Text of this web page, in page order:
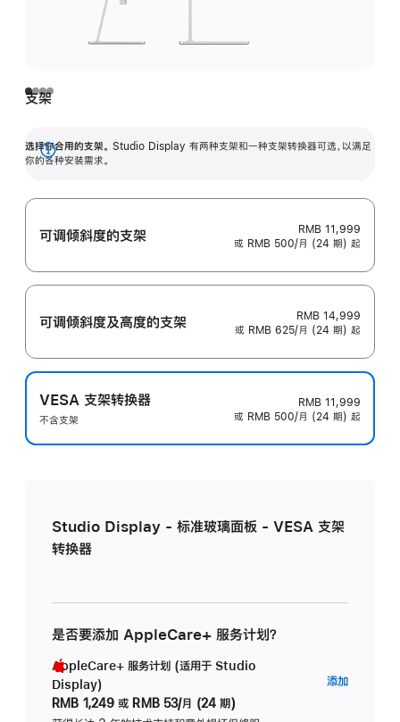
支架
选择你合用的支架。 Studio Display 有两种支架和一种支架转换器可选，以满足
你的各种安装需求。
展
可调倾斜度的支架
RMB 11,999
或 RMB 500/月 (24 期) 起
可调倾斜度及高‍度的支‍架
RMB 14,999
或 RMB 625/月 (24 期) 起
VESA 支架转换器
不含支架
RMB 11,999
或 RMB 500/月 (24 期) 起
Studio Display - 标准玻璃面板 - VESA 支架
转换器
是否要添加 AppleCare+ 服务计划？
AppleCare+ 服务计划 (适用于 Studio
Display)
RMB 1,249 或 RMB 53/月 (24 期)
添加